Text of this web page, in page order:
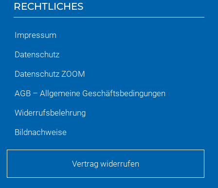
RECHTLICHES
Impressum
Datenschutz
Datenschutz ZOOM
AGB – Allgemeine Geschäftsbedingungen
Widerrufsbelehrung
Bildnachweise
Vertrag widerrufen